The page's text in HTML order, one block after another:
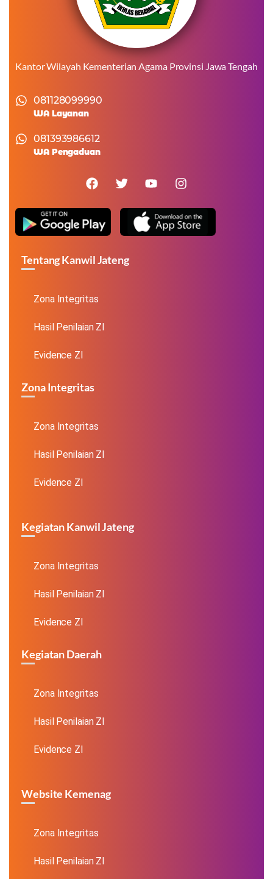
Kantor Wilayah Kementerian Agama Provinsi Jawa Tengah
081128099990
WA Layanan
081393986612
WA Pengaduan
Tentang Kanwil Jateng
Zona Integritas
Hasil Penilaian ZI
Evidence ZI
Zona Integritas
Zona Integritas
Hasil Penilaian ZI
Evidence ZI
Kegiatan Kanwil Jateng
Zona Integritas
Hasil Penilaian ZI
Evidence ZI
Kegiatan Daerah
Zona Integritas
Hasil Penilaian ZI
Evidence ZI
Website Kemenag
Zona Integritas
Hasil Penilaian ZI